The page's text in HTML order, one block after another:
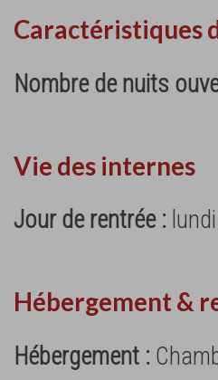
Caractéristiques
Nombre de nuits
Vie des internes
Jour de rentrée :
Hébergement &
Hébergement :